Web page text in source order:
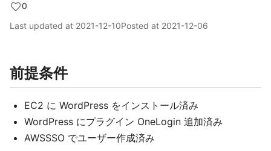
0
Last updated at 2021-12-10Posted at 2021-12-06
前提条件
EC2 に WordPress をインストール済み
WordPress にプラグイン OneLogin 追加済み
AWSSSO でユーザー作成済み